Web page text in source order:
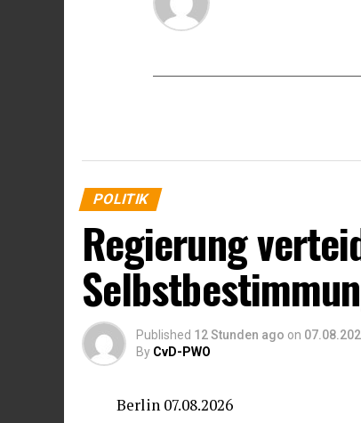
POLITIK
Regierung
Published 12 Stunden ago on
By CvD-PWO
Berlin 07.08.2026